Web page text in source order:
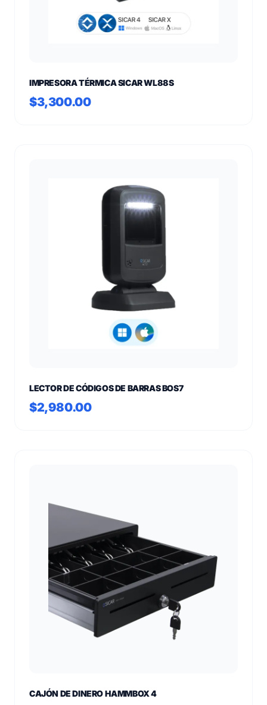
IMPRESORA TÉRMICA SICAR WL88S
$3,300.00
LECTOR DE CÓDIGOS DE BARRAS BOS7
$2,980.00
CAJÓN DE DINERO HAMMBOX 4